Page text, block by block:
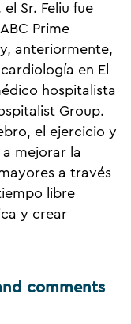
Sr. Feliu fue
Prime
anteriormente,
en El
hospitalista
Group.
el ejercicio y
a mejorar la
a través
libre
y crear
comments